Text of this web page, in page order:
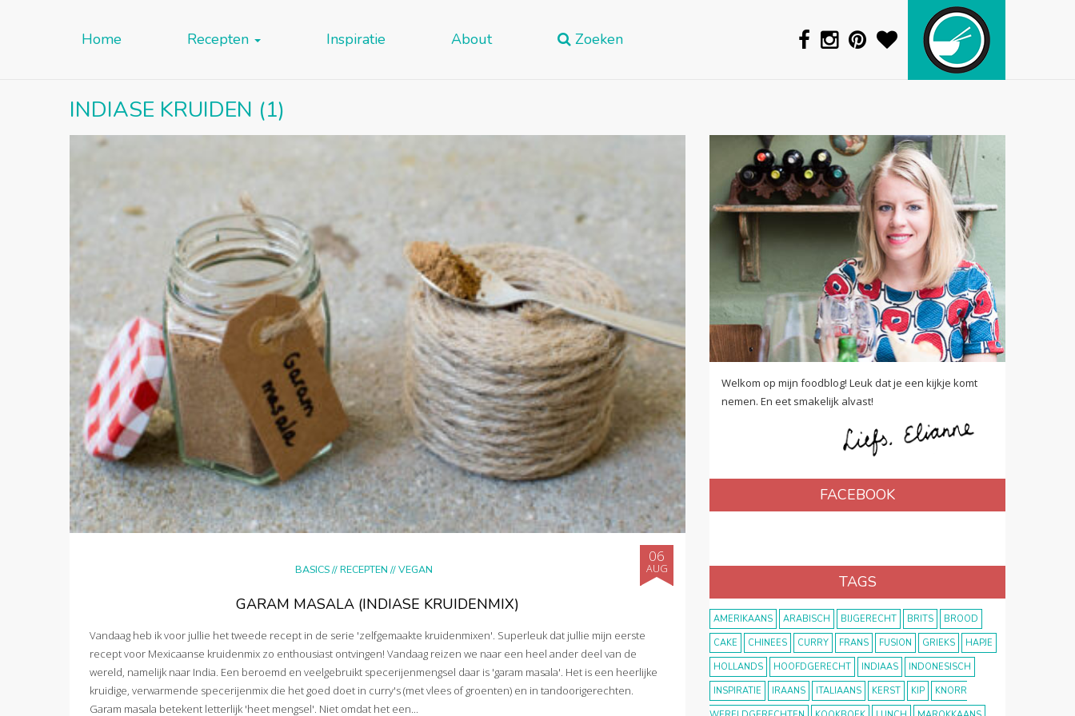
Home Recepten Inspiratie About Zoeken
INDIASE KRUIDEN (1)
BASICS//RECEPTEN //VEGAN
06
AUG
GARAM MASALA (INDIASE KRUIDENMIX)
Vandaag heb ik voor jullie het tweede recept in de serie 'zelfgemaakte kruidenmixen'. Superleuk dat jullie mijn eerste
recept voor Mexicaanse kruidenmix zo enthousiast ontvingen! Vandaag reizen we naar een heel ander deel van de
wereld, namelijk naar India. Een beroemd en veelgebruikt specerijenmengsel daar is 'garam masala'. Het is een heerlijke
kruidige, verwarmende specerijenmix die het goed doet in curry's (met vlees of groenten) en in tandoorigerechten.
Garam masala betekent letterlijk 'heet mengsel'. Niet omdat het een...
Welkom op mijn foodblog! Leuk dat je een kijkje komt
nemen. En eet smakelijk alvast!
FACEBOOK
TAGS
AMERIKAANS ARABISCH BIJGERECHT BRITS
BROOD
CAKE
CHINEES CURRY FRANS FUSION GRIEKS
HAPJE
HOLLANDS
HOOFDGERECHT INDIAAS
INDONESISCH
INSPIRATIE
IRAANS ITALIAANS KERST KIP
KNORR